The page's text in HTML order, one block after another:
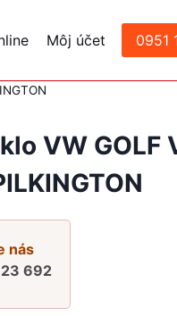
Môj účet 0951
VW GOLF
nás
692